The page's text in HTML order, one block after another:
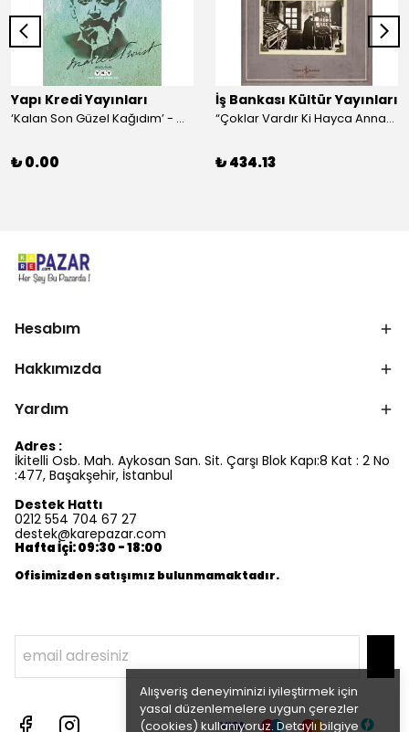
Alışveriş deneyiminizi iyileştirmek için
yasal düzenlemelere uygun çerezler
(cookies) kullanıyoruz. Detaylı bilgiye
Yapı Kredi Yayınları
‘Kalan Son Güzel Kağıdım’ - Marcel Proust
₺ 0.00
İş Bankası Kültür Yayınları
“Çoklar Vardır Ki Hayca Annamazlar!” - Gazanfer İbar
₺ 434.13
Hesabım
Hakkımızda
Yardım
Adres :
İkitelli Osb. Mah. Aykosan San. Sit. Çarşı Blok Kapı:8 Kat : 2 No
:477, Başakşehir, İstanbul
Destek Hattı
0212 554 704 67 27
destek@karepazar.com
Hafta İçi: 09:30 - 18:00
Ofisimizden satışımız bulunmamaktadır.